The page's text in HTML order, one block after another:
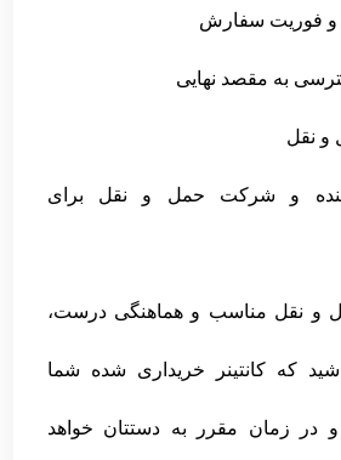
و فوریت سفارش
به مقصد نهایی
و نقل
و شرکت حمل و نقل برای
و نقل مناسب و هماهنگی درست،
که کانتینر خریداری شده شما
در زمان مقرر به دستتان خواهد